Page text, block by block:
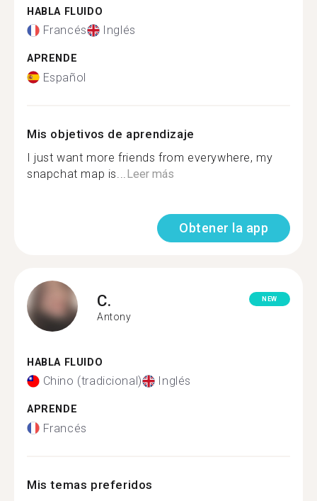
HABLA FLUIDO
Francés Inglés
APRENDE
Español
Mis objetivos de aprendizaje
I just want more friends from everywhere, my
snapchat map is... Leer más
Obtener la app
C.
Antony
NEW
HABLA FLUIDO
Chino (tradicional) Inglés
APRENDE
Francés
Mis temas preferidos